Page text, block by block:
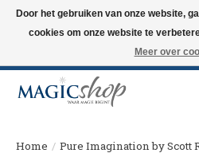
Altijd de nieuwste trucs op voorraad. Snelle
Langskomen in onze winkel? Bel of mail
Home / Pure Imagination by Scott
Door het gebruiken van onze website,
cookies om onze website te
Meer over